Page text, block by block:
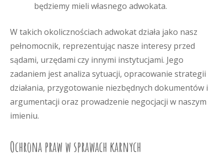
będziemy mieli własnego adwokata.
W takich okolicznościach adwokat działa jako nasz
pełnomocnik, reprezentując nasze interesy przed
sądami, urzędami czy innymi instytucjami. Jego
zadaniem jest analiza sytuacji, opracowanie strategii
działania, przygotowanie niezbędnych dokumentów i
argumentacji oraz prowadzenie negocjacji w naszym
imieniu.
Ochrona praw w sprawach karnych